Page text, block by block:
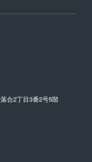
合2丁目3番2号5階